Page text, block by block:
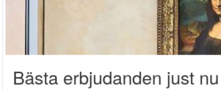
Bästa erbjudanden just nu